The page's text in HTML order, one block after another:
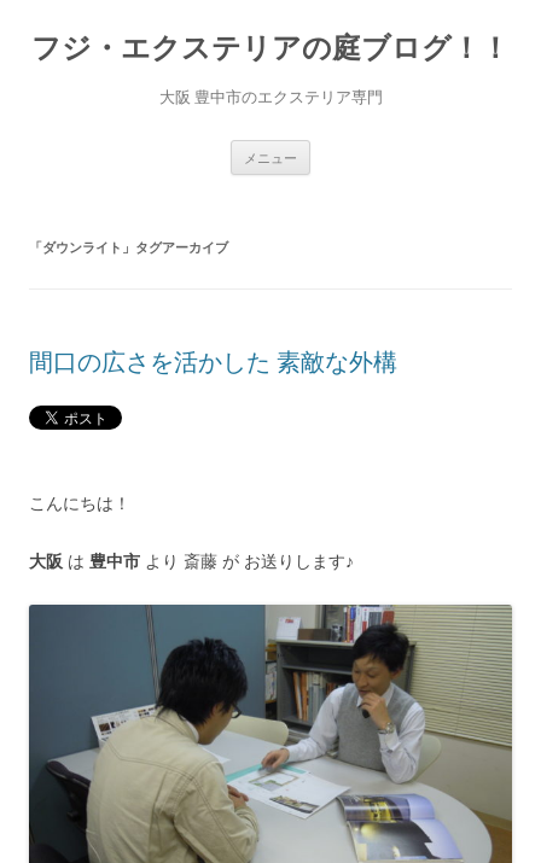
テ
ン
フジ・エクステリアの庭ブログ！！
大阪 豊中市のエクステリア専門
メニュー
「ダウンライト 」タグアーカイブ
間口の広さを活かした 素敵な外構
こんにちは！
大阪 は 豊中市 より 斎藤 が お送りします♪